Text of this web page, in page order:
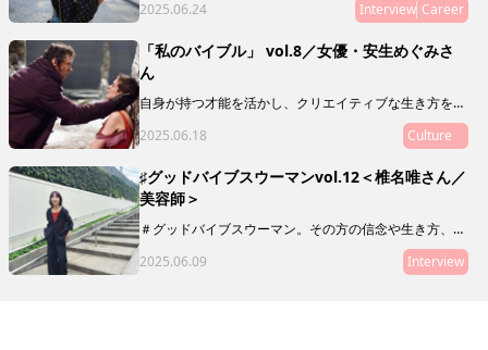
主人公でありながら、彼女が伝えたいのは「頑張れば夢
は叶う！」なんていう、単純な話ではありません。教育
や人生について独自のスタンスで発信を続ける小林さん
に、現在の活動や目指しているものを聞いてみました。
2025.06.24 Interview Career
「私のバイブル」 vol.8／女優・安生めぐみさ
ん
自身が持つ才能を活かし、クリエイティブな生き方をし
ている素敵な人に、ミューズたちの指針や道標となり、
My Museの在り方を体現するような映画や本、アート
2025.06.18 Culture
♯グッドバイブスウーマンvol.12＜椎名唯さん／
美容師＞
＃グッドバイブスウーマン。その方の信念や生き方、在
り方がわかるような、「10の質問」をお届けします。本
連載は、グッドバイブスな友人・知人をご紹介していく
リレー形式。第12回目にご登場いただくのは、美容師の
2025.06.09 Interview